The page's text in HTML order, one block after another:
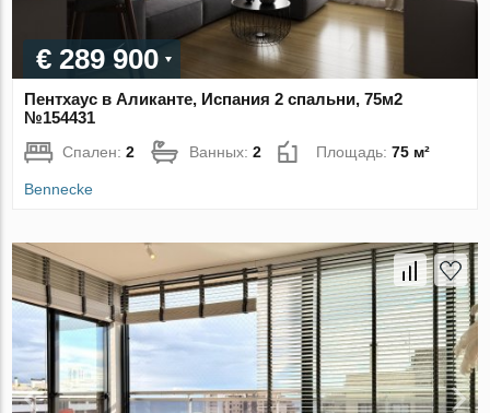
€ 289 900
Пентхаус в Аликанте, Испания 2 спальни, 75м2
№154431
Спален:2 Ванных:2 Площадь:75 м²
Bennecke